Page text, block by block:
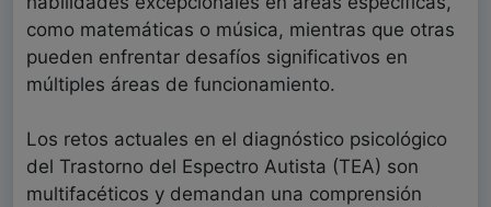
como matemáticas o música, mientras que otras
pueden enfrentar desafíos significativos en
múltiples áreas de funcionamiento.
Los retos actuales en el diagnóstico psicológico
del Trastorno del Espectro Autista (TEA) son
multifacéticos y demandan una comprensión